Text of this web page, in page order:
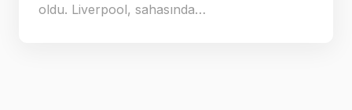
oldu. Liverpool, sahasında…